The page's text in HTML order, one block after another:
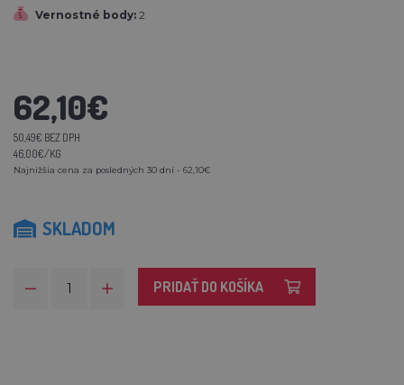
Vernostné body: 2
62,10€
50,49€ BEZ DPH
46,00€/KG
Najnižšia cena za posledných 30 dní - 62,10€
SKLADOM
PRIDAŤ DO KOŠÍKA